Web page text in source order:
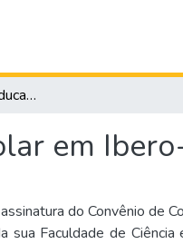
15 anos pensando a Educação Escolar em Ibero-América
em
do Convênio de
sua Faculdade de